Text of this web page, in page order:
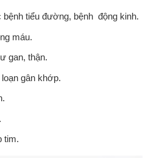
tiểu đường, bệnh động kinh.
máu.
gan, thận.
gân khớp.
tim.